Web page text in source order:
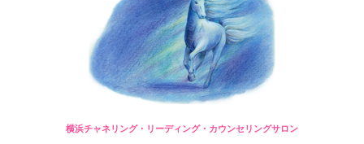
横浜チャネリング・リーディング・カウンセリングサロン